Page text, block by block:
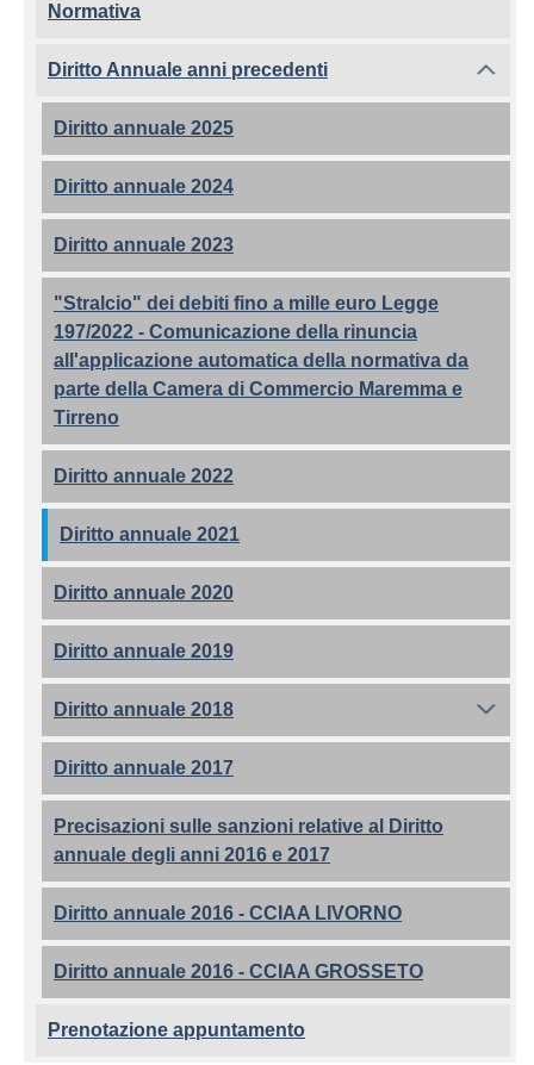
Normativa
Diritto Annuale anni precedenti
Diritto annuale 2025
Diritto annuale 2024
Diritto annuale 2023
"Stralcio" dei debiti fino a mille euro Legge
197/2022 - Comunicazione della rinuncia
all'applicazione automatica della normativa da
parte della Camera di Commercio Maremma e
Tirreno
Diritto annuale 2022
Diritto annuale 2021
Diritto annuale 2020
Diritto annuale 2019
Diritto annuale 2018
Diritto annuale 2017
Precisazioni sulle sanzioni relative al Diritto
annuale degli anni 2016 e 2017
Diritto annuale 2016 - CCIAA LIVORNO
Diritto annuale 2016 - CCIAA GROSSETO
Prenotazione appuntamento